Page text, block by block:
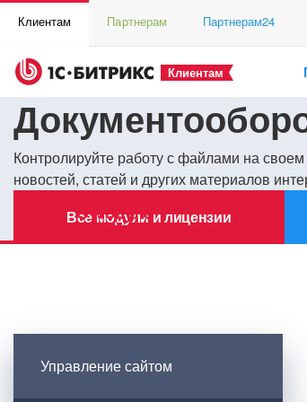
Клиентам Партнерам Партнерам24
Клиентам
Контролируйте работу с файлами на
новостей, статей и других материалов
Все модули и лицензии
О модуле
Управление сайтом